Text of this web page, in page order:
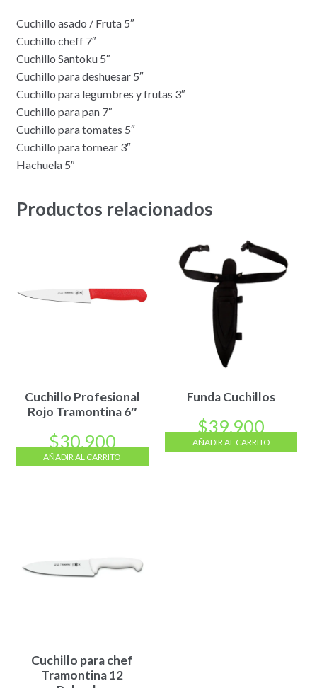
Cuchillo asado / Fruta 5″
Cuchillo cheff 7″
Cuchillo Santoku 5″
Cuchillo para deshuesar 5″
Cuchillo para legumbres y frutas 3″
Cuchillo para pan 7″
Cuchillo para tomates 5″
Cuchillo para tornear 3″
Hachuela 5″
Productos relacionados
Cuchillo Profesional
Rojo Tramontina 6″
$30.900
AÑADIR AL CARRITO
Funda Cuchillos
$39.900
AÑADIR AL CARRITO
Cuchillo para chef
Tramontina 12